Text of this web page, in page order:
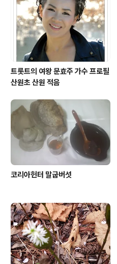
트롯트의 여왕 문효주 가수 프로필
산원초 산원 적음
코리아헌터 말굽버섯